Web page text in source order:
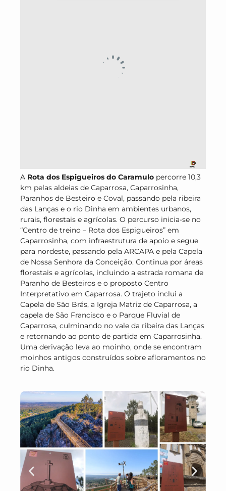
A Rota dos Espigueiros do Caramulo percorre 10,3
km pelas aldeias de Caparrosa, Caparrosinha,
Paranhos de Besteiro e Coval, passando pela ribeira
das Lanças e o rio Dinha em ambientes urbanos,
rurais, florestais e agrícolas. O percurso inicia-se no
“Centro de treino – Rota dos Espigueiros” em
Caparrosinha, com infraestrutura de apoio e segue
para nordeste, passando pela ARCAPA e pela Capela
de Nossa Senhora da Conceição. Continua por áreas
florestais e agrícolas, incluindo a estrada romana de
Paranho de Besteiros e o proposto Centro
Interpretativo em Caparrosa. O trajeto inclui a
Capela de São Brás, a Igreja Matriz de Caparrosa, a
capela de São Francisco e o Parque Fluvial de
Caparrosa, culminando no vale da ribeira das Lanças
e retornando ao ponto de partida em Caparrosinha.
Uma derivação leva ao moinho, onde se encontram
moinhos antigos construídos sobre afloramentos no
rio Dinha.